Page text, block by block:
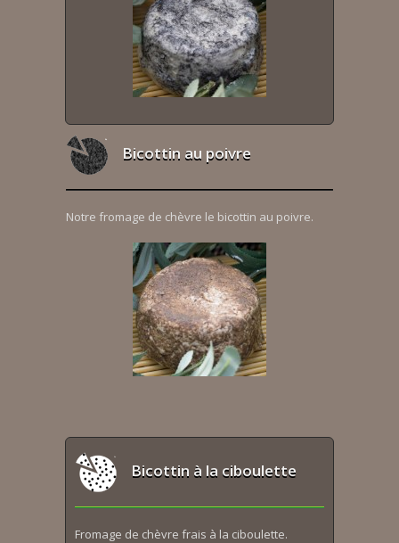
Bicottin au poivre
Notre fromage de chèvre le bicottin au poivre.
Bicottin à la ciboulette
Fromage de chèvre frais à la ciboulette.